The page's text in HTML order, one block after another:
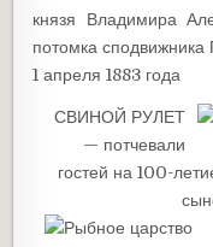
князя Владимира
потомка сподвижника
1 апреля 1883 года
СВИНОЙ РУЛЕТ
— потчевали
гостей на 100-